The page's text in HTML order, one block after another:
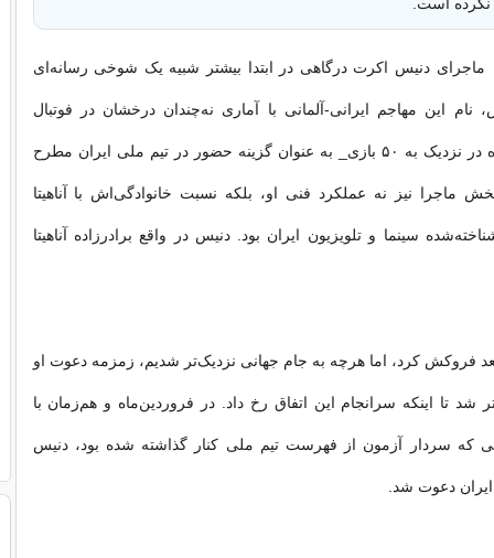
نوشت: ماجرای دنیس اکرت درگاهی در ابتدا بیشتر شبیه یک شوخی رسانه‌ای
نام این مهاجم ایرانی-آلمانی با آماری نه‌چندان درخشان در فوتبال
بلژیک_۱۰ گل زده در نزدیک به ۵۰ بازی_ به عنوان گزینه حضور در تیم ملی ایران مطرح
ماجرا نیز نه عملکرد فنی او، بلکه نسبت خانوادگی‌اش با آناهیتا
سینما و تلویزیون ایران بود. دنیس در واقع برادرزاده آناهیتا
فروکش کرد، اما هرچه به جام جهانی نزدیک‌تر شدیم، زمزمه دعوت او
شد تا اینکه سرانجام این اتفاق رخ داد. در فروردین‌ماه و هم‌زمان با
که سردار آزمون از فهرست تیم ملی کنار گذاشته شده بود، دنیس
دعوت شد.